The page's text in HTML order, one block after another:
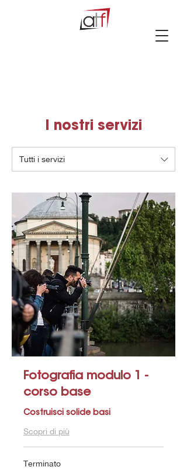
I nostri servizi
Tutti i servizi
Fotografia modulo 1 -
corso base
Costruisci solide basi
Scopri di più
Terminato